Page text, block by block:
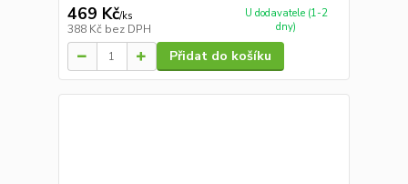
469 Kč/ks
388 Kč bez DPH
U dodavatele (1-2
dny)
Přidat do košíku